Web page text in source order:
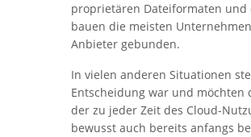
proprietären Dateiformaten
bauen die meisten
Anbieter gebunden.
In vielen anderen Situationen
Entscheidung war und möchten
der zu jeder Zeit des Cloud-
bewusst auch bereits anfangs